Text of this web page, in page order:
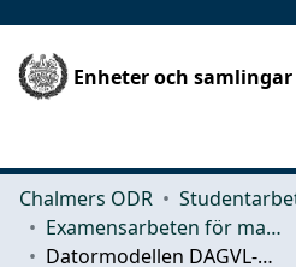
Enheter och samlingar
Chalmers ODR
Examensarbeten för masterexamen
Datormodellen DAGVL-DIFF för beräkning av icke-stationära flödesförlopp i avloppssystem - En analys av stabilitet och beräkningsnoggrannhet